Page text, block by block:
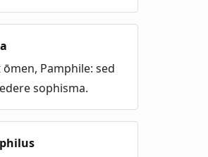
ōmen, Pamphile: sed
sophisma.